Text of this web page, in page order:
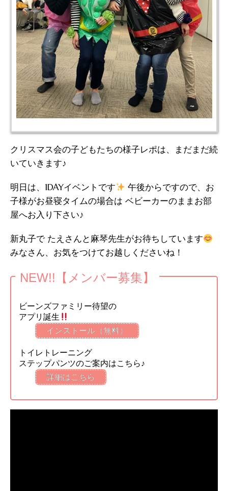
クリスマス会の子どもたちの様子レポは、まだまだ続
いていきます♪
明日は、1DAYイベントです
午後からですので、お
子様がお昼寝タイムの場合は ベビーカーのままお部
屋へお入り下さい♪
新丸子で たえさんと麻琴先生がお待ちしています
みなさん、お気をつけてお越しくださいね！
NEW!!【メンバー募集】
ビーンズファミリー待望の
アプリ誕生
インストール（無料）
トイレトレーニング
ステップパンツのご案内はこちら♪
詳細はこちら